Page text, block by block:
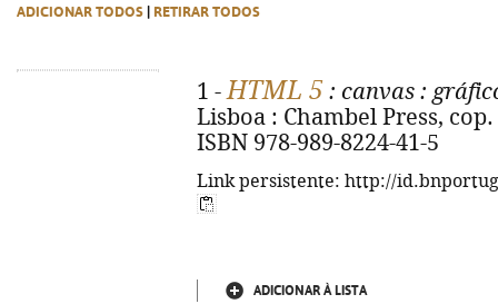
ADICIONAR TODOS RETIRAR TODOS
1 -HTML 5 : canvas :
Lisboa : Chambel Press,
ISBN 978-989-8224-41-5
Link persistente: http://
ADICIONAR À LISTA